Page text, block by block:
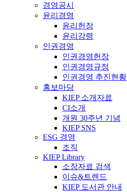
경영공시
윤리경영
윤리헌장
윤리강령
인권경영
인권경영헌장
인권경영규정
인권경영 추진현황
홍보마당
KIEP 소개자료
CI소개
개원 30주년 기념
KIEP SNS
ESG 경영
조직
KIEP Library
소장자료 검색
이슈&트렌드
KIEP 도서관 안내